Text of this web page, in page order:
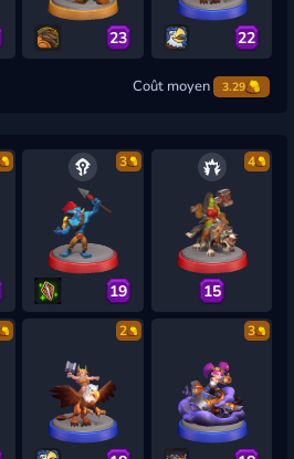
23 22
Coût moyen 3.29
3
19
4
15
2 3